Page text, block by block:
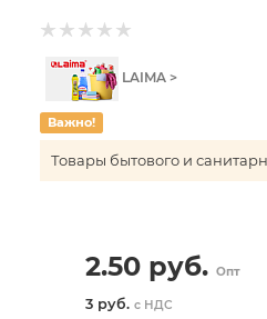
LAIMA >
Важно!
Товары бытового и
2.50руб. Опт
3 руб. с НДС